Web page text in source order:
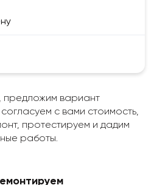
предложим вариант
с вами стоимость,
протестируем и дадим
работы.